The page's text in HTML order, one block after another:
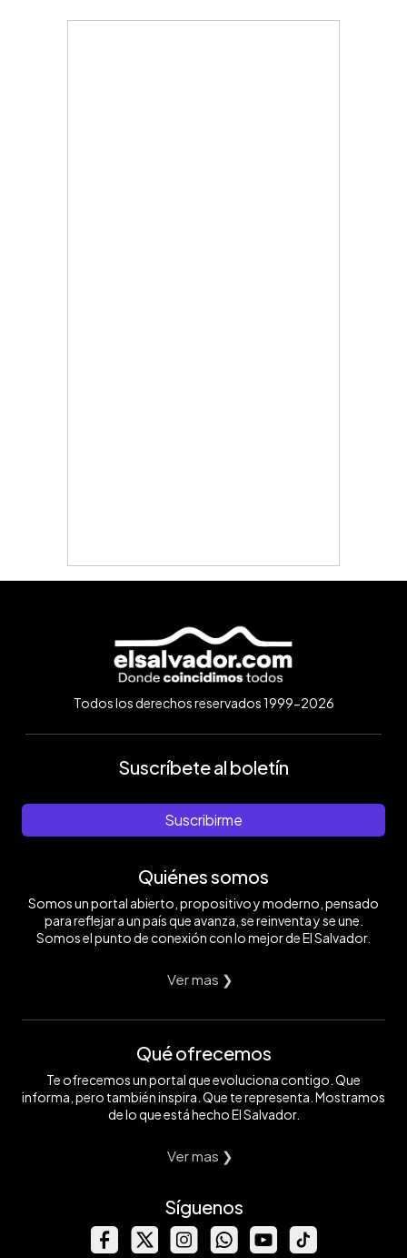
Todos los derechos reservados 1999-2026
Suscríbete al boletín
Suscribirme
Quiénes somos
Somos un portal abierto, propositivo y moderno, pensado
para reflejar a un país que avanza, se reinventa y se une.
Somos el punto de conexión con lo mejor de El Salvador.
Ver mas ❯
Qué ofrecemos
Te ofrecemos un portal que evoluciona contigo. Que
informa, pero también inspira. Que te representa. Mostramos
de lo que está hecho El Salvador.
Ver mas ❯
Síguenos